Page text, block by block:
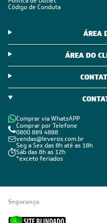
Código de Conduta
ÁREA
ÁREA DO
Comprar via WhatsAPP
Comprar por Telefone
0800 889 4888
vendas@leveros.com.br
Seg a Sex das 8h até as 18h
Sáb das 8h as 12h
*exceto feriados
Segurança